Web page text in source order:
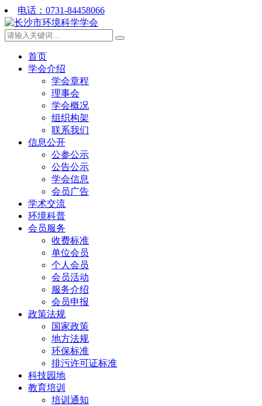
电话：0731-84458066
首页
学会介绍
学会章程
理事会
学会概况
组织构架
联系我们
信息公开
公参公示
公告公示
学会信息
会员广告
学术交流
环境科普
会员服务
收费标准
单位会员
个人会员
会员活动
服务介绍
会员申报
政策法规
国家政策
地方法规
环保标准
排污许可证标准
科技园地
教育培训
培训通知